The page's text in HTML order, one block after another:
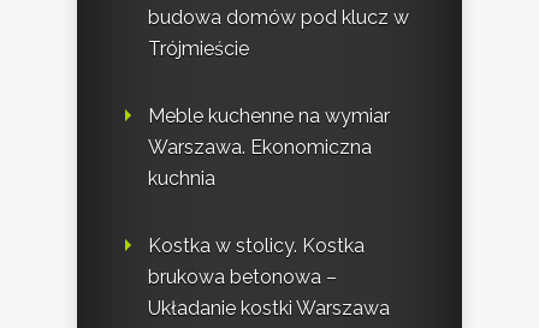
budowa domów pod klucz w
Trójmieście
Meble kuchenne na wymiar
Warszawa. Ekonomiczna
kuchnia
Kostka w stolicy. Kostka
brukowa betonowa –
Układanie kostki Warszawa